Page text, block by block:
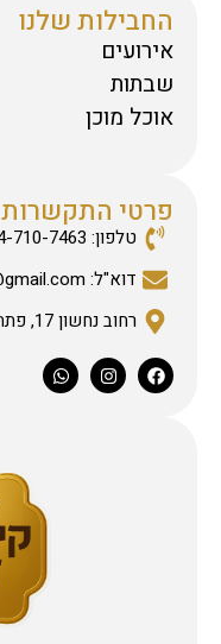
החבילות שלנו
אירועים
שבתות
אוכל מוכן
פרטי התקשרות
טלפון: 074-710-7463
דוא"ל: c0506500165@gmail.com
רחוב נחשון 17, פתח תקווה